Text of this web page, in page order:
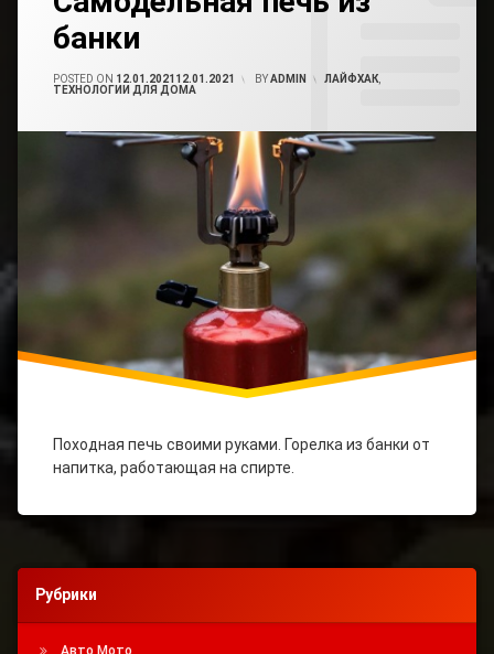
Авто
Мото
Электромонтаж
Юмор
банки
POSTED ON 12.01.2021 12.01.2021 BYADMIN CATEGORIES:
ЛАЙФХАК
ТЕХНОЛОГИИ ДЛЯ ДОМА
Походная печь своими руками. Горелка из банки от
напитка, работающая на спирте.
Печь
На
Comment
On
Самодельная
Печь
Из
Рубрики
Авто Мото